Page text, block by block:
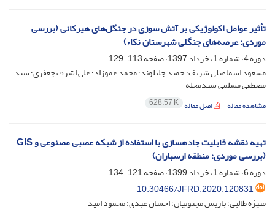
تأثیر عوامل اکولوژیکی بر آتش‏ سوزی در جنگل‌های هیرکانی (بررسی
موردی: عرصه‌های جنگلی شهرستان نکاء)
دوره 4، شماره 1، خرداد 1397، صفحه
113-129
مسعود اسماعیلی شریف؛ حمید جلیلوند؛ محمد عموزاد؛ علی اشرف جعفری؛ سید
مصطفی مسلمی سیدمحله
مشاهده مقاله اصل مقاله 628.57 K
تهیه نقشه قابلیت جاده‏سازی با استفاده از شبکه عصبی مصنوعی و GIS
(بررسی موردی: منطقه ارسباران)‌
دوره 6، شماره 1، خرداد 1399، صفحه
121-134
10.30466/JFRD.2020.120831
منیژه طالبی؛ باریس مجنونیان؛ احسان عبدی؛ محمود امید